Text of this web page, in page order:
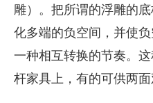
雕）。把所谓的浮雕的
化多端的负空间，并使
一种相互转换的节奏。
杆家具上，有的可供两面